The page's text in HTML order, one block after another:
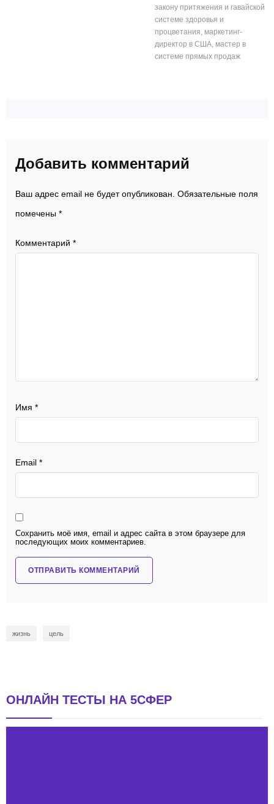
закону притяжения и гавайской
системе здоровья и
процветания, маркетинг-
директор в США, мастер в
системе прямых продаж
Добавить комментарий
Ваш адрес email не будет опубликован. Обязательные поля
помечены *
Комментарий *
Имя *
Email *
Сохранить моё имя, email и адрес сайта в этом браузере для
последующих моих комментариев.
жизнь цель
ОНЛАЙН ТЕСТЫ НА 5СФЕР